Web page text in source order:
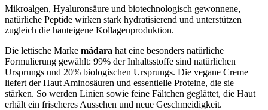
Mikroalgen, Hyaluronsäure und biotechnologisch gewonnene,
natürliche Peptide wirken stark hydratisierend und unterstützen
zugleich die hauteigene Kollagenproduktion.
Die lettische Marke mádara hat eine besonders natürliche
Formulierung gewählt: 99% der Inhaltsstoffe sind natürlichen
Ursprungs und 20% biologischen Ursprungs. Die vegane Creme
liefert der Haut Aminosäuren und essentielle Proteine, die sie
stärken. So werden Linien sowie feine Fältchen geglättet, die Haut
erhält ein frischeres Aussehen und neue Geschmeidigkeit.